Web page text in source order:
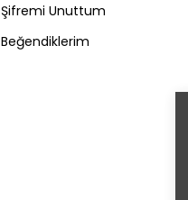
Şifremi Unuttum
Beğendiklerim